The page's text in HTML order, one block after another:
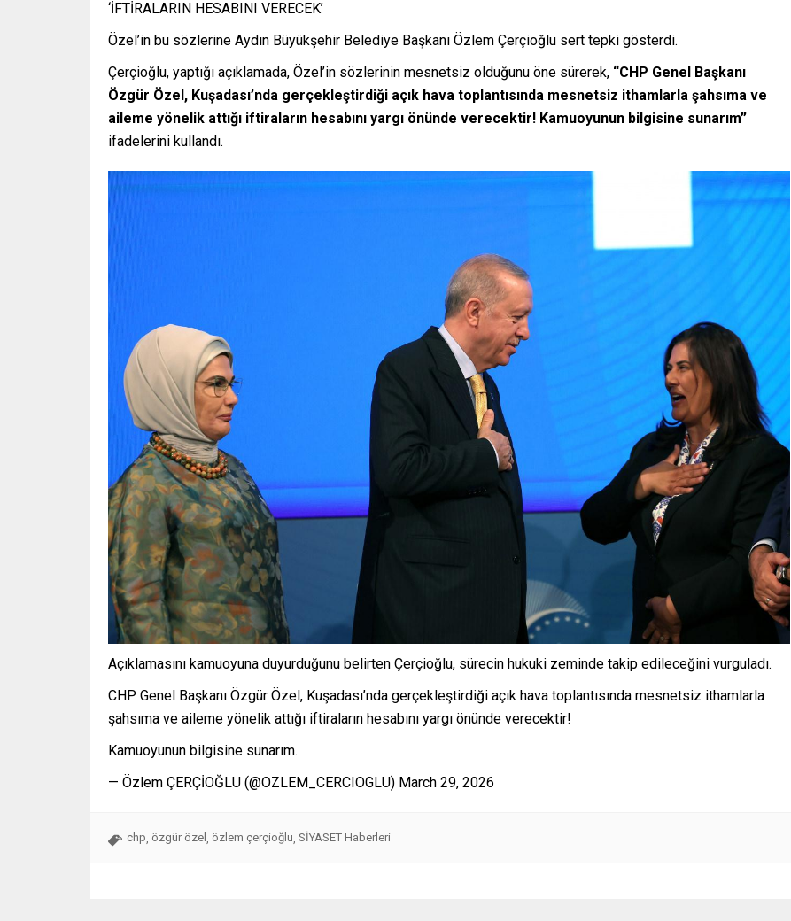
‘İFTİRALARIN HESABINI VERECEK’
Özel’in bu sözlerine Aydın Büyükşehir Belediye Başkanı Özlem Çerçioğlu sert tepki gösterdi.
Çerçioğlu, yaptığı açıklamada, Özel’in sözlerinin mesnetsiz olduğunu öne sürerek, “CHP Genel Başkanı
Özgür Özel, Kuşadası’nda gerçekleştirdiği açık hava toplantısında mesnetsiz ithamlarla şahsıma ve
aileme yönelik attığı iftiraların hesabını yargı önünde verecektir! Kamuoyunun bilgisine sunarım”
ifadelerini kullandı.
Açıklamasını kamuoyuna duyurduğunu belirten Çerçioğlu, sürecin hukuki zeminde takip edileceğini vurguladı.
CHP Genel Başkanı Özgür Özel, Kuşadası’nda gerçekleştirdiği açık hava toplantısında mesnetsiz ithamlarla
şahsıma ve aileme yönelik attığı iftiraların hesabını yargı önünde verecektir!
Kamuoyunun bilgisine sunarım.
— Özlem ÇERÇİOĞLU (@OZLEM_CERCIOGLU) March 29, 2026
chp, özgür özel , özlem çerçioğlu, SİYASET Haberleri